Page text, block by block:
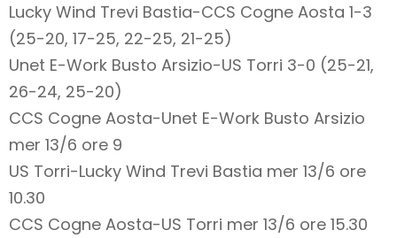
Lucky Wind Trevi Bastia-CCS Cogne Aosta 1-3
(25-20, 17-25, 22-25, 21-25)
Unet E-Work Busto Arsizio-US Torri 3-0 (25-21,
26-24, 25-20)
CCS Cogne Aosta-Unet E-Work Busto Arsizio
mer 13/6 ore 9
US Torri-Lucky Wind Trevi Bastia mer 13/6 ore
10.30
CCS Cogne Aosta-US Torri mer 13/6 ore 15.30